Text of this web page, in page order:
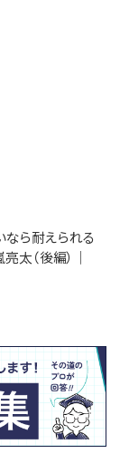
なら耐えられる
太（後編）｜